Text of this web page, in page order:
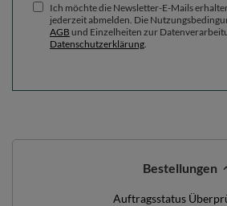
Ich möchte die Newsletter-E-Mails
jederzeit abmelden. Die
AGB und Einzelheiten zur
Datenschutzerklärung
Bestellungen
Auftragsstatus